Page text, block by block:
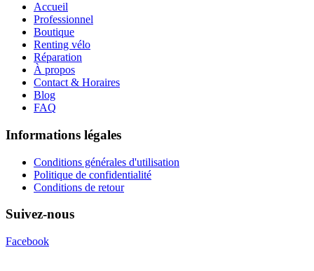
Accueil
Professionnel
Boutique
Renting vélo
Réparation
À propos
Contact & Horaires
Blog
FAQ
Informations légales
Conditions générales d'utilisation
Politique de confidentialité
Conditions de retour
Suivez-nous
Facebook